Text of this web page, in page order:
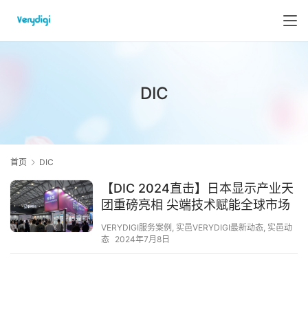
DIC
首页 DIC
【DIC 2024直击】日本显示产业天
团重磅亮相 尖端技术赋能全球市场
VERYDIGI服务案例 , 实邑VERYDIGI最新动态, 实邑动
态 2024年7月8日